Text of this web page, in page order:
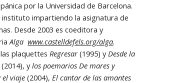
por la Universidad de Barcelona.
impartiendo la asignatura de
Desde 2003 es coeditora y
Alga www.castelldefels.org/alga.
las plaquettes Regresar (1995) y Desde la
(2014), y los poemarios De mares y
el viaje (2004), El cantar de las amantes